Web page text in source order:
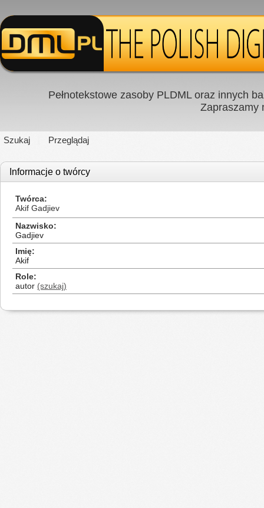
Pełnotekstowe zasoby PLDML oraz innych
Zapraszamy
Szukaj Przeglądaj
Informacje o twórcy
Twórca
Akif Gadjiev
Nazwisko
Gadjiev
Imię
Akif
Role
autor (szukaj)